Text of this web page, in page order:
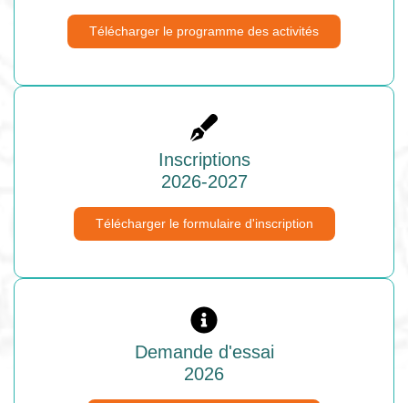
Télécharger le programme des activités
Inscriptions
2026-2027
Télécharger le formulaire d'inscription
Demande d'essai
2026